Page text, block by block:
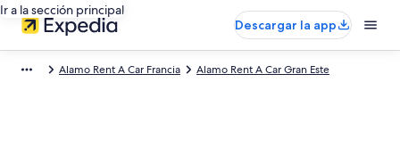
Ir a la sección principal
Descargar la app
Alamo Rent A Car Francia Alamo Rent A Car Gran Este